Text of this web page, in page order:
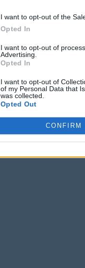
I want to opt-out of the
Opted In
I want to opt-out of
Advertising.
Opted In
I want to opt-out of
of my Personal Data that
was collected.
Opted Out
CONFIRM